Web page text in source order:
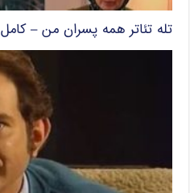
تله تئاتر همه پسران من – کامل